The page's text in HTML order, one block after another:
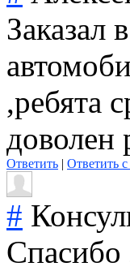
Заказал
,ребята
доволен
Ответить | Ответить
#
Спасибо